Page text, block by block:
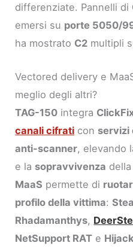
differenziate. Pannelli di
emersi su porte 5050/
ha mostrato C2 multipli
Vectored delivery e
meglio degli altri?
TAG-150 integra
canali cifrati con servizi
anti-scanner, elevando
e la sopravvivenza
MaaS permette di
profilo della vittima:
Rhadamanthys,
NetSupport RAT e